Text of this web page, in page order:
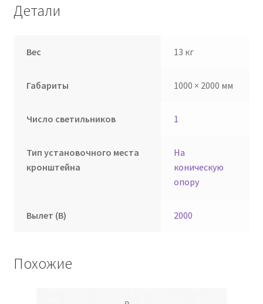
Детали
Вес 13 кг
Габариты 1000 × 2000 мм
Число светильников 1
Тип установочного места
кронштейна
На
коническую
опору
Вылет (В) 2000
Похожие